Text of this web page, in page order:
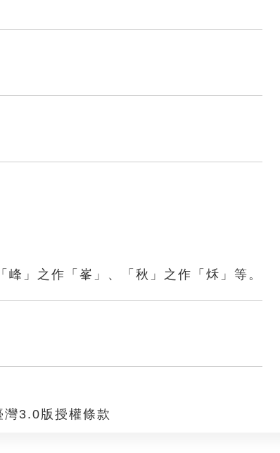
」之作「峯」、「秋」之作「秌」等。
3.0版授權條款